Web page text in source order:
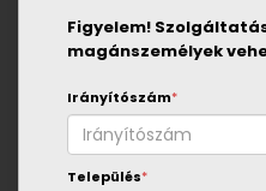
Figyelem!
magánszemélyek
Irányítószám*
Település*